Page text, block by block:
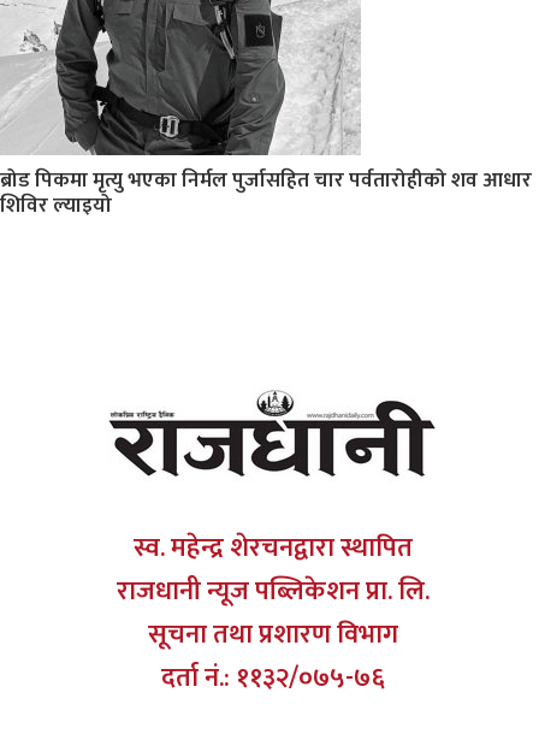
ब्रोड पिकमा मृत्यु भएका निर्मल पुर्जासहित चार पर्वतारोहीको शव आधार
शिविर ल्याइयो
स्व. महेन्द्र शेरचनद्वारा स्थापित
राजधानी न्यूज पब्लिकेशन प्रा. लि.
सूचना तथा प्रशारण विभाग
दर्ता नं.: ११३२/०७५-७६